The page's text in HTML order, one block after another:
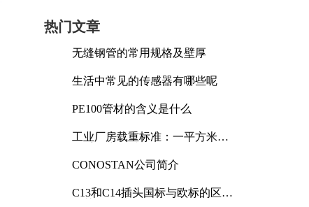
热门文章
无缝钢管的常用规格及壁厚
生活中常见的传感器有哪些呢
PE100管材的含义是什么
工业厂房载重标准：一平方米能
CONOSTAN公司简介
C13和C14插头国标与欧标的区别